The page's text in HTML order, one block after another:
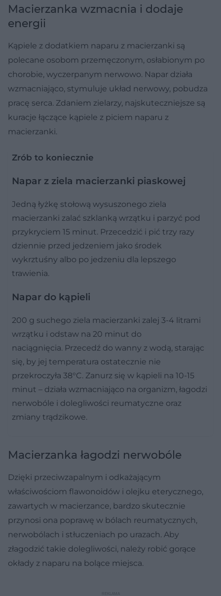
Macierzanka wzmacnia i dodaje
energii
Kąpiele z dodatkiem naparu z macierzanki są
polecane osobom przemęczonym, osłabionym po
chorobie, wyczerpanym nerwowo. Napar działa
wzmacniająco, stymuluje układ nerwowy, pobudza
pracę serca. Zdaniem zielarzy, najskuteczniejsze są
kuracje łączące kąpiele z piciem naparu z
macierzanki.
Zrób to koniecznie
Napar z ziela macierzanki piaskowej
Jedną łyżkę stołową wysuszonego ziela
macierzanki zalać szklanką wrzątku i parzyć pod
przykryciem 15 minut. Przecedzić i pić trzy razy
dziennie przed jedzeniem jako środek
wykrztuśny albo po jedzeniu dla lepszego
trawienia.
Napar do kąpieli
200 g suchego ziela macierzanki zalej 3-4 litrami
wrzątku i odstaw na 20 minut do
naciągnięcia. Przecedź do wanny z wodą, starając
się, by jej temperatura ostatecznie nie
przekroczyła 38°C. Zanurz się w kąpieli na 10-15
minut – działa wzmacniająco na organizm, łagodzi
nerwobóle i dolegliwości reumatyczne oraz
zmiany trądzikowe.
Macierzanka łagodzi nerwobóle
Dzięki przeciwzapalnym i odkażającym
właściwościom flawonoidów i olejku eterycznego,
zawartych w macierzance, bardzo skutecznie
przynosi ona poprawę w bólach reumatycznych,
nerwobólach i stłuczeniach po urazach. Aby
złagodzić takie dolegliwości, należy robić gorące
okłady z naparu na bolące miejsca.